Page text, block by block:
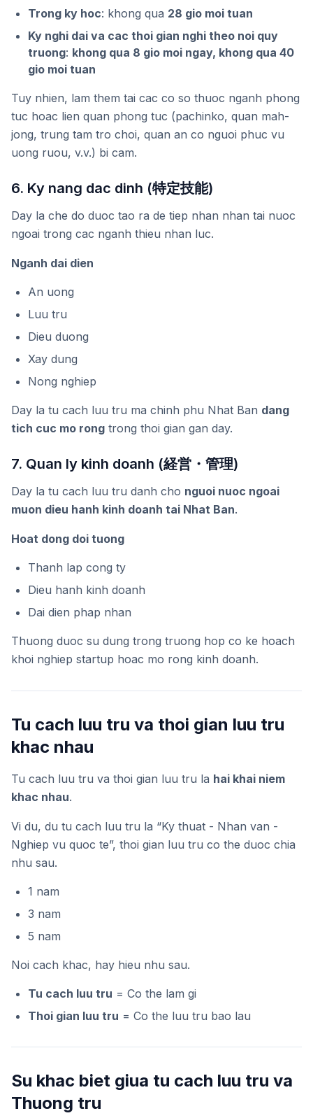
Trong ky hoc: khong qua 28 gio moi tuan
Ky nghi dai va cac thoi gian nghi theo noi quy
truong: khong qua 8 gio moi ngay, khong qua 40
gio moi tuan
Tuy nhien, lam them tai cac co so thuoc nganh phong
tuc hoac lien quan phong tuc (pachinko, quan mah-
jong, trung tam tro choi, quan an co nguoi phuc vu
uong ruou, v.v.) bi cam.
6. Ky nang dac dinh (特定技能)
Day la che do duoc tao ra de tiep nhan nhan tai nuoc
ngoai trong cac nganh thieu nhan luc.
Nganh dai dien
An uong
Luu tru
Dieu duong
Xay dung
Nong nghiep
Day la tu cach luu tru ma chinh phu Nhat Ban dang
tich cuc mo rong trong thoi gian gan day.
7. Quan ly kinh doanh (経営・管理)
Day la tu cach luu tru danh cho nguoi nuoc ngoai
muon dieu hanh kinh doanh tai Nhat Ban.
Hoat dong doi tuong
Thanh lap cong ty
Dieu hanh kinh doanh
Dai dien phap nhan
Thuong duoc su dung trong truong hop co ke hoach
khoi nghiep startup hoac mo rong kinh doanh.
Tu cach luu tru va thoi gian luu tru
khac nhau
Tu cach luu tru va thoi gian luu tru la hai khai niem
khac nhau.
Vi du, du tu cach luu tru la “Ky thuat - Nhan van -
Nghiep vu quoc te”, thoi gian luu tru co the duoc chia
nhu sau.
1 nam
3 nam
5 nam
Noi cach khac, hay hieu nhu sau.
Tu cach luu tru = Co the lam gi
Thoi gian luu tru = Co the luu tru bao lau
Su khac biet giua tu cach luu tru va
Thuong tru